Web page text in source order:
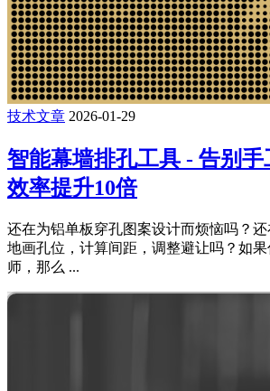
技术文章 2026-01-29
智能幕墙排孔工具 - 告别
效率提升10倍
还在为铝单板穿孔图案设计而烦恼吗？
地画孔位，计算间距，调整避让吗？如
师，那么 ...